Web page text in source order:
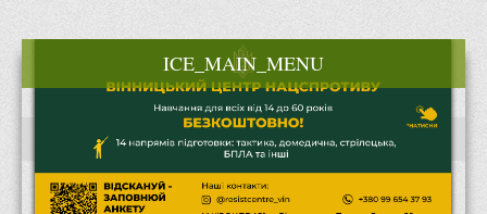
ICE_MAIN_MENU
Історія інституту
Інститут сьогодні